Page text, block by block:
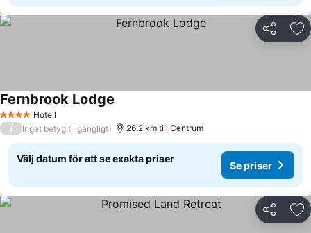
Dela
4 StjärnorHotell
Fernbrook Lodge
/ Inget betyg tillgängligt 26.2 km till Centrum
Välj datum för att se exakta priser
Se priser
Dela